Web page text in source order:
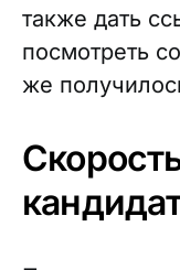
также дать
посмотреть
же